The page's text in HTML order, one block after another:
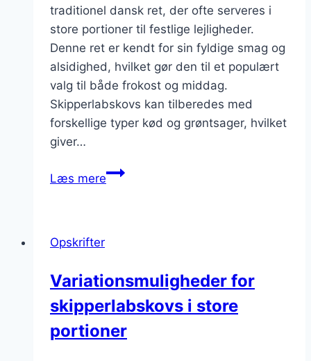
traditionel dansk ret, der ofte serveres i
store portioner til festlige lejligheder.
Denne ret er kendt for sin fyldige smag og
alsidighed, hvilket gør den til et populært
valg til både frokost og middag.
Skipperlabskovs kan tilberedes med
forskellige typer kød og grøntsager, hvilket
giver…
Læs mereSkipperlabskovs
Opskrifter
Variationsmuligheder for
skipperlabskovs i store
portioner